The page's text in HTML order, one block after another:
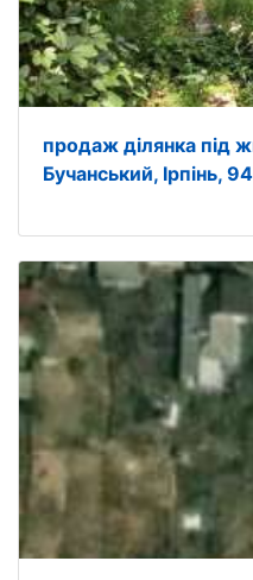
продаж ділянка під
Бучанський, Ірпінь,